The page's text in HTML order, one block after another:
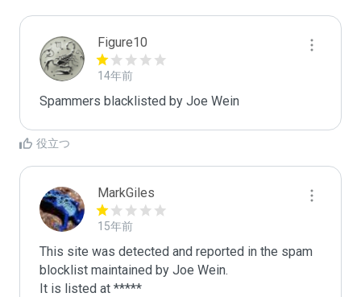
Figure10
14年前
Spammers blacklisted by Joe Wein
役立つ
MarkGiles
15年前
This site was detected and reported in the spam
blocklist maintained by Joe Wein.
It is listed at *****